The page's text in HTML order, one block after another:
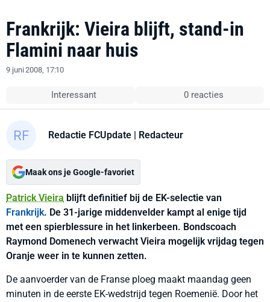
Frankrijk: Vieira blijft, stand-in
Flamini naar huis
9 juni 2008, 17:10
Interessant 0 reacties
Redactie FCUpdate | Redacteur
Maak ons je Google-favoriet
Patrick Vieira blijft definitief bij de EK-selectie van
Frankrijk. De 31-jarige middenvelder kampt al enige tijd
met een spierblessure in het linkerbeen. Bondscoach
Raymond Domenech verwacht Vieira mogelijk vrijdag tegen
Oranje weer in te kunnen zetten.
De aanvoerder van de Franse ploeg maakt maandag geen
minuten in de eerste EK-wedstrijd tegen Roemenië. Door het